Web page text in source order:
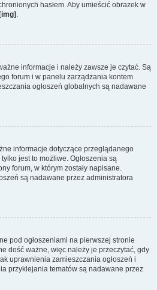
hasłem. Aby umieścić obrazek w
[img] .
informacje i należy zawsze je czytać. Są
forum i w panelu zarządzania kontem
ogłoszeń globalnych są nadawane
informacje dotyczące przeglądanego
jest to możliwe. Ogłoszenia są
forum, w którym zostały napisane.
są nadawane przez administratora
pod ogłoszeniami na pierwszej stronie
dość ważne, więc należy je przeczytać, gdy
uprawnienia zamieszczania ogłoszeń i
przyklejania tematów są nadawane przez